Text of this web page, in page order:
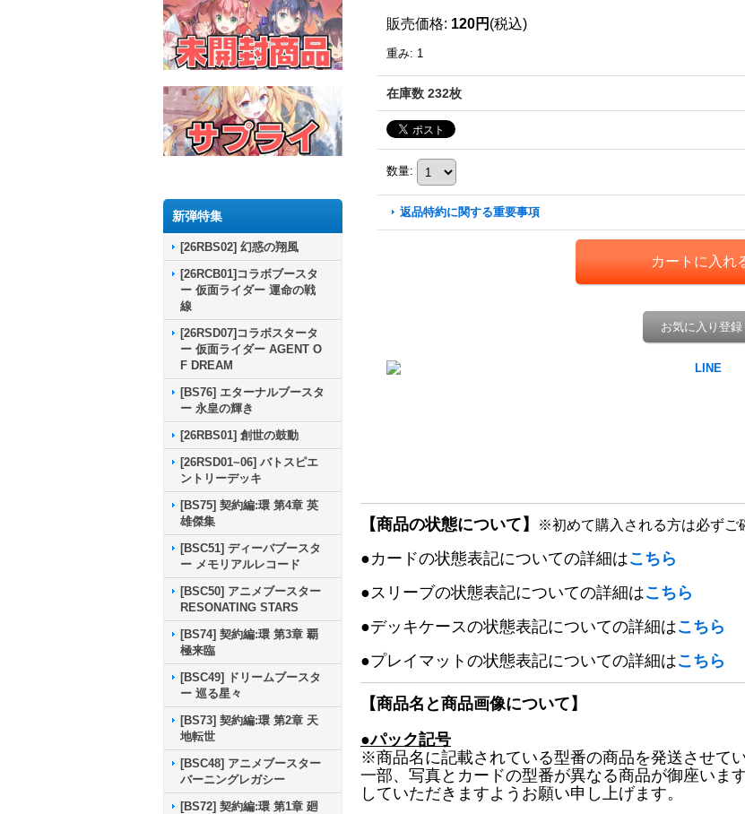
新弾特集
[26RBS02] 幻惑の翔風
[26RCB01]コラボブースタ
ー 仮面ライダー 運命の戦
線
[26RSD07]コラボスタータ
ー 仮面ライダー AGENT O
F DREAM
[BS76] エターナルブースタ
ー 永皇の輝き
[26RBS01] 創世の鼓動
[26RSD01~06] バトスピエ
ントリーデッキ
[BS75] 契約編:環 第4章 英
雄傑集
[BSC51] ディーバブースタ
ー メモリアルレコード
[BSC50] アニメブースター
RESONATING STARS
[BS74] 契約編:環 第3章 覇
極来臨
[BSC49] ドリームブースタ
ー 巡る星々
[BS73] 契約編:環 第2章 天
地転世
[BSC48] アニメブースター
バーニングレガシー
[BS72] 契約編:環 第1章 廻
販売価格: 120円 (税込)
重み: 1
在庫数 232枚
数量:
返品特約に関する重要事項
お気に入り登録
【商品の状態について】 ※初めて購入される方は必ずご
●カードの状態表記についての詳細はこちら
●スリーブの状態表記についての詳細はこちら
●デッキケースの状態表記についての詳細はこちら
●プレイマットの状態表記についての詳細はこちら
【商品名と商品画像について】
●パック記号
※商品名に記載されている型番の商品を発送させて
一部、写真とカードの型番が異なる商品が御座いま
していただきますようお願い申し上げます。